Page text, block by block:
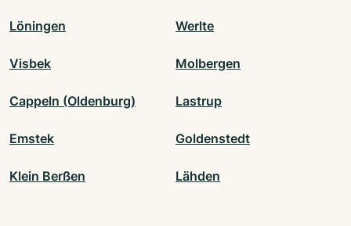
Löningen Werlte
Visbek Molbergen
Cappeln (Oldenburg) Lastrup
Emstek Goldenstedt
Klein Berßen Lähden